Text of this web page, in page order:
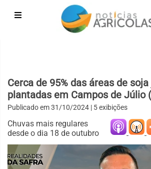
Cerca de 95% das áreas de
plantadas em Campos de Júlio
Publicado em31/10/2024 | 5 exibições
Chuvas mais regulares
desde o dia 18 de outubro